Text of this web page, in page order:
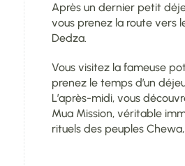
Après un dernier petit
vous prenez la route vers
Dedza.
Vous visitez la fameuse
prenez le temps d’un
L’après-midi, vous
Mua Mission, véritable
rituels des peuples